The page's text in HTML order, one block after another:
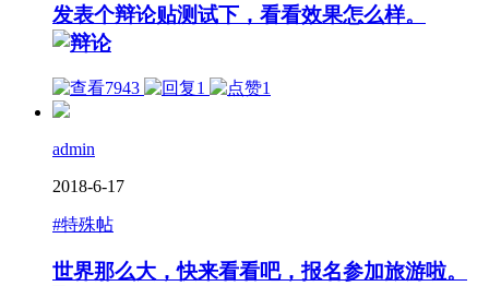
发表个辩论贴测试下，看看效果怎么样。
7943 1 1
admin
2018-6-17
#特殊帖
世界那么大，快来看看吧，报名参加旅游啦。